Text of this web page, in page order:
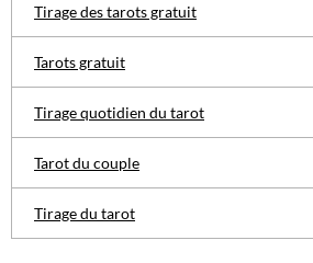
Tirage des tarots gratuit
Tarots gratuit
Tirage quotidien du tarot
Tarot du couple
Tirage du tarot